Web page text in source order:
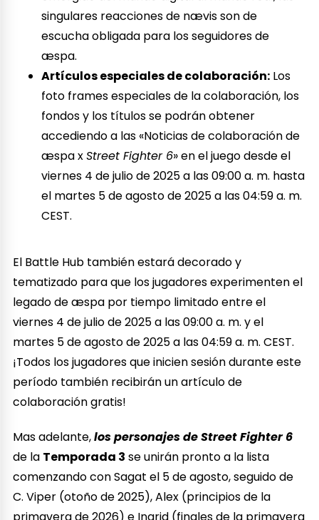
singulares reacciones de nævis son de
escucha obligada para los seguidores de
æspa.
Artículos especiales de colaboración: Los
foto frames especiales de la colaboración, los
fondos y los títulos se podrán obtener
accediendo a las «Noticias de colaboración de
æspa xStreet Fighter 6» en el juego desde el
viernes 4 de julio de 2025 a las 09:00 a. m. hasta
el martes 5 de agosto de 2025 a las 04:59 a. m.
CEST.
El Battle Hub también estará decorado y
tematizado para que los jugadores experimenten el
legado de æspa por tiempo limitado entre el
viernes 4 de julio de 2025 a las 09:00 a. m. y el
martes 5 de agosto de 2025 a las 04:59 a. m. CEST.
¡Todos los jugadores que inicien sesión durante este
período también recibirán un artículo de
colaboración gratis!
Mas adelante,los personajes de Street Fighter 6
de la Temporada 3 se unirán pronto a la lista
comenzando con Sagat el 5 de agosto, seguido de
C. Viper (otoño de 2025), Alex (principios de la